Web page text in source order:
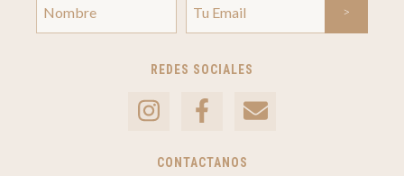
REDES SOCIALES
CONTACTANOS